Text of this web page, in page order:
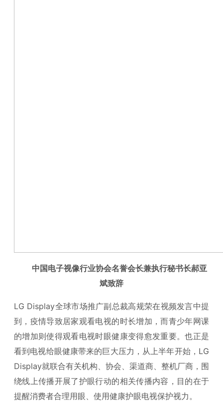
中国电子视像行业协会名誉会长兼执行秘书长郝亚
斌致辞
LG Display全球市场推广副总裁高规荣在视频发言中提
到，疫情导致居家观看电视的时长增加，而青少年网课
的增加则使得观看电视时眼健康变得愈发重要。也正是
看到电视给眼健康带来的巨大压力，从上半年开始，LG
Display就联合有关机构、协会、渠道商、整机厂商，围
绕线上传播开展了护眼行动的相关传播内容，目的在于
提醒消费者合理用眼、使用健康护眼电视保护视力。